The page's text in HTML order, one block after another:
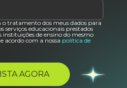
o tratamento dos meus dados para
serviços educacionais prestados
instituições de ensino do mesmo
acordo com a nossa política de
AGORA